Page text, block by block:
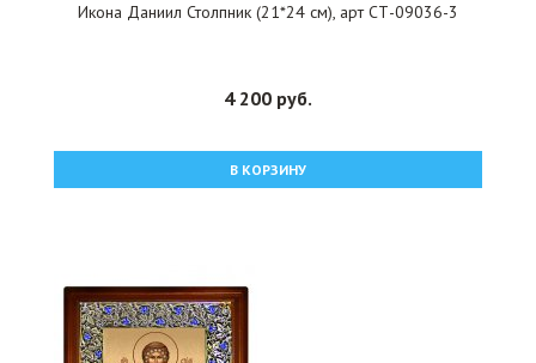
Икона Даниил Столпник (21*24 см), арт СТ-09036-3
4 200 руб.
В КОРЗИНУ